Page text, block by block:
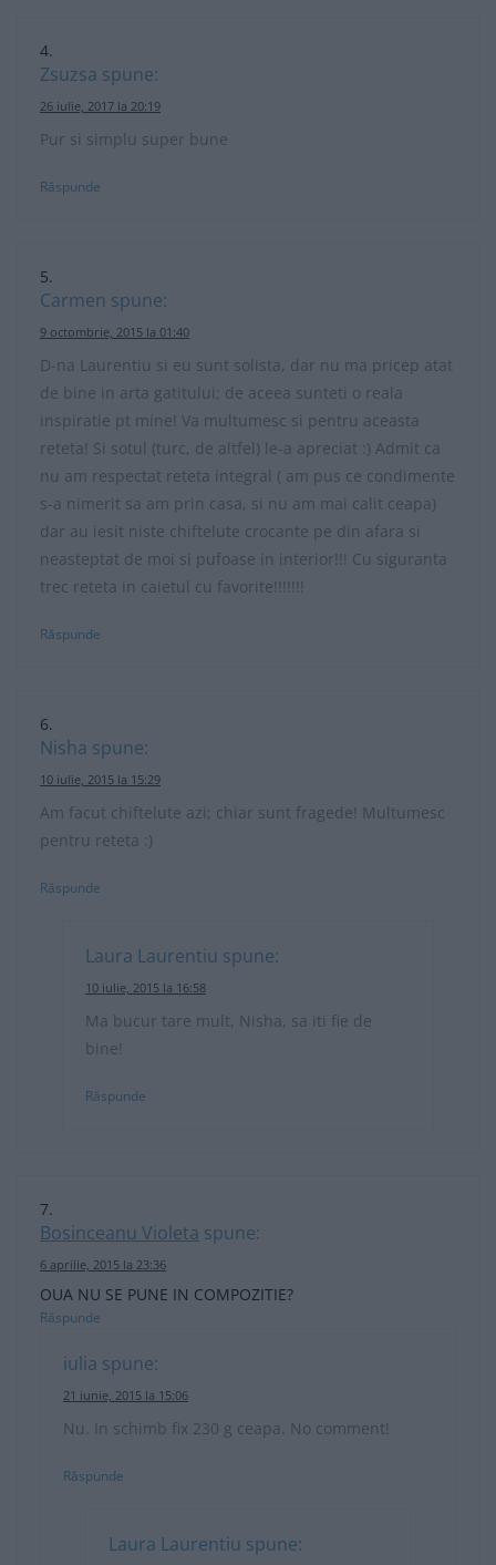
Zsuzsa spune:
26 iulie, 2017 la 20:19
Pur si simplu super bune
Răspunde
Carmen spune:
9 octombrie, 2015 la 01:40
D-na Laurentiu si eu sunt solista, dar nu ma pricep atat
de bine in arta gatitului; de aceea sunteti o reala
inspiratie pt mine! Va multumesc si pentru aceasta
reteta! Si sotul (turc, de altfel) le-a apreciat :) Admit ca
nu am respectat reteta integral ( am pus ce condimente
s-a nimerit sa am prin casa, si nu am mai calit ceapa)
dar au iesit niste chiftelute crocante pe din afara si
neasteptat de moi si pufoase in interior!!! Cu siguranta
trec reteta in caietul cu favorite!!!!!!!
Răspunde
Nisha spune:
10 iulie, 2015 la 15:29
Am facut chiftelute azi; chiar sunt fragede! Multumesc
pentru reteta :)
Răspunde
Laura Laurentiu spune:
10 iulie, 2015 la 16:58
Ma bucur tare mult, Nisha, sa iti fie de
bine!
Răspunde
Bosinceanu Violeta spune:
6 aprilie, 2015 la 23:36
OUA NU SE PUNE IN COMPOZITIE?
Răspunde
iulia spune:
21 iunie, 2015 la 15:06
Nu. In schimb fix 230 g ceapa. No comment!
Răspunde
Laura Laurentiu spune: